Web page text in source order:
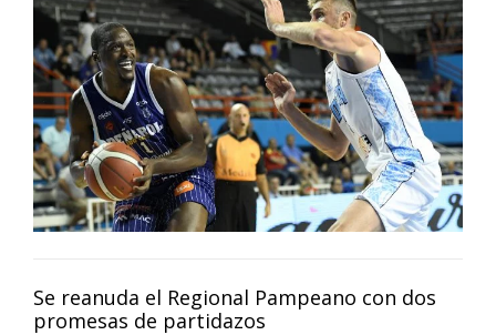
Se reanuda el Regional Pampeano con dos
promesas de partidazos